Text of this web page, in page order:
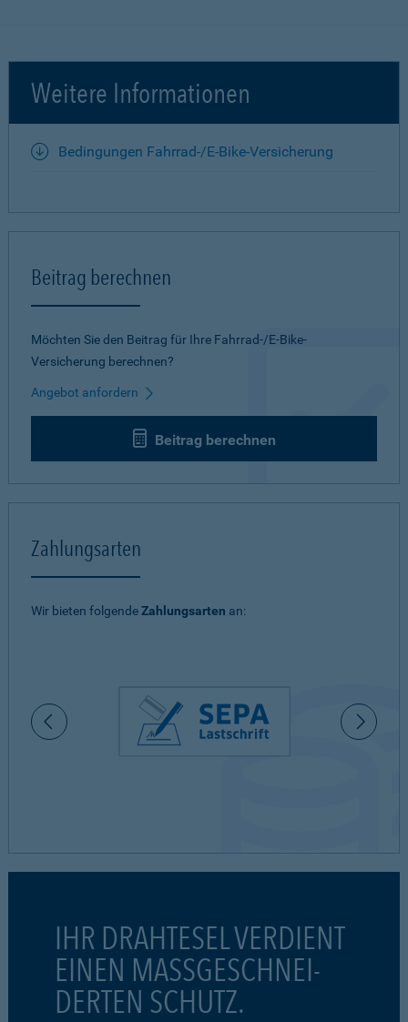
Weitere Informationen
Bedingungen Fahrrad-/E-Bike-Versicherung
Beitrag berechnen
Möchten Sie den Beitrag für Ihre Fahrrad-/E-Bike-
Versicherung berechnen?
Angebot anfordern
Beitrag berechnen
Zahlungsarten
Wir bieten folgendeZahlungsarten an:
IHR DRAHTESEL VERDIENT
EINEN MASSGESCHNEI-
DERTEN SCHUTZ.